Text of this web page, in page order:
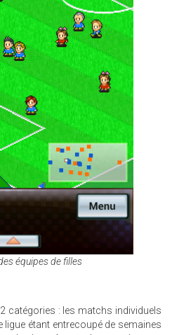
équipes de filles
catégories : les matchs individuels
ligue étant entrecoupé de semaines